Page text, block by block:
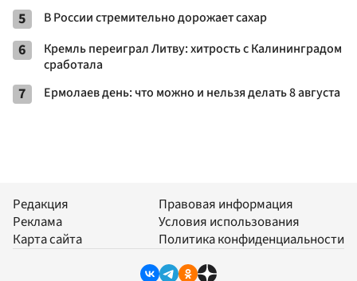
5 В России стремительно дорожает сахар
6
Кремль переиграл Литву: хитрость с Калининградом
сработала
7 Ермолаев день: что можно и нельзя делать 8 августа
Редакция
Реклама
Карта сайта
Правовая информация
Условия использования
Политика конфиденциальности